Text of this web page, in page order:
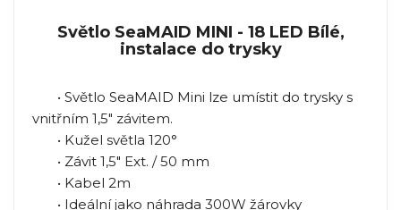
Světlo SeaMAID MINI - 18 LED Bílé,
instalace do trysky
• Světlo SeaMAID Mini lze umístit do trysky s
vnitřním 1,5" závitem.
• Kužel světla 120°
• Závit 1,5" Ext. / 50 mm
• Kabel 2m
• Ideální jako náhrada 300W žárovky